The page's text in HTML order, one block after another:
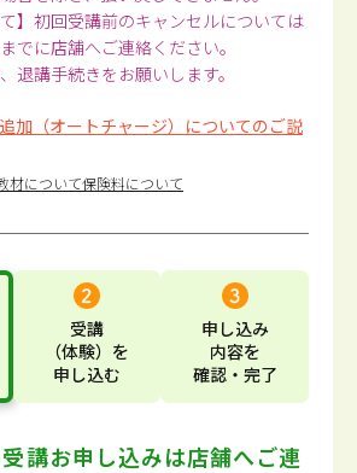
て】初回受講前のキャンセルについては
でに店舗へご連絡ください。
退講手続きをお願いします。
加（オートチャージ）についてのご説
材について保険料について
受講
（体験） を
申し込む
申し込み
内容を
確認・完了
講お申し込みは店舗へご連